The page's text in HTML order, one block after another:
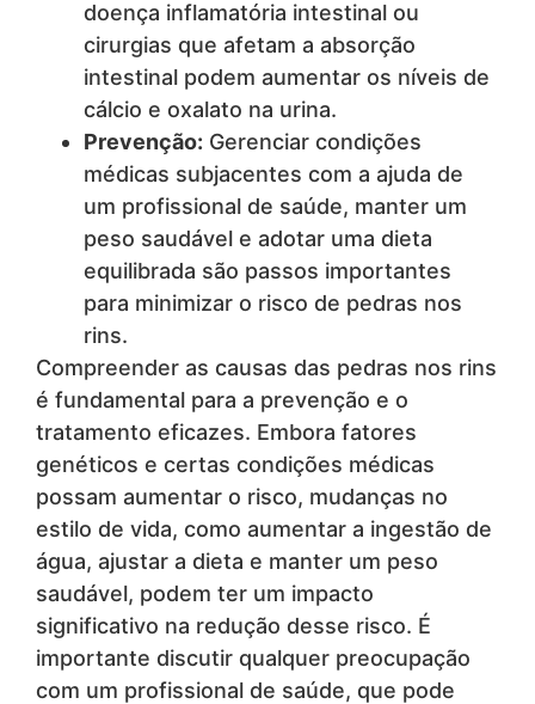
doença inflamatória intestinal ou
cirurgias que afetam a absorção
intestinal podem aumentar os níveis de
cálcio e oxalato na urina.
Prevenção: Gerenciar condições
médicas subjacentes com a ajuda de
um profissional de saúde, manter um
peso saudável e adotar uma dieta
equilibrada são passos importantes
para minimizar o risco de pedras nos
rins.
Compreender as causas das pedras nos rins
é fundamental para a prevenção e o
tratamento eficazes. Embora fatores
genéticos e certas condições médicas
possam aumentar o risco, mudanças no
estilo de vida, como aumentar a ingestão de
água, ajustar a dieta e manter um peso
saudável, podem ter um impacto
significativo na redução desse risco. É
importante discutir qualquer preocupação
com um profissional de saúde, que pode